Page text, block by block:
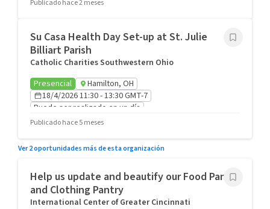
Publicado hace 2 meses
Su Casa Health Day Set-up at St. Julie
Billiart Parish
Catholic Charities Southwestern Ohio
Presencial
Hamilton, OH
18/4/2026 11:30 - 13:30 GMT-7
Puede ser realizado en un día
Publicado hace 5 meses
Ver 2 oportunidades más de esta organización
Help us update and beautify our Food Pantry
and Clothing Pantry
International Center of Greater Cincinnati